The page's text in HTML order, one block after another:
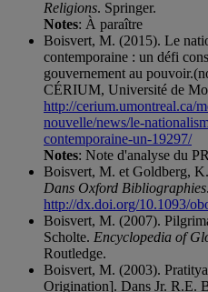
Religions. Springer.
Notes: À paraître
Boisvert, M. (2015). Le
contemporaine : un défi
gouvernement au
CÉRIUM, Université de
http://cerium.umontreal.ca/
nouvelle/news/le-
contemporaine-un-19297/
Notes: Note d'analyse du
Boisvert, M. et Goldberg,
Dans Oxford Bibliographies.
http://dx.doi.org/10.1093/
Boisvert, M. (2007).
Scholte. Encyclopedia of
Routledge.
Boisvert, M. (2003).
Origination]. Dans Jr. R.E.